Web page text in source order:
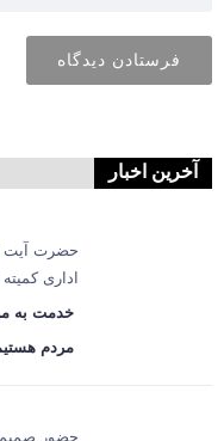
آخرین اخبار
حضرت آیت
اداری
خدمت به
مردم
حضور